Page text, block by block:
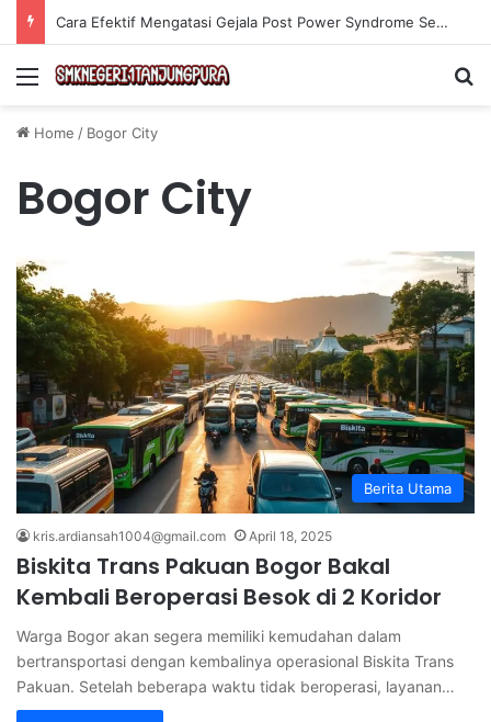
Cara Efektif Mengatasi Gejala Post Power Syndrome Setelah Pensiun Kerja
Menu
Home / Bogor City
Bogor City
Berita Utama
kris.ardiansah1004@gmail.com April 18, 2025
Biskita Trans Pakuan Bogor Bakal
Kembali Beroperasi Besok di 2 Koridor
Warga Bogor akan segera memiliki kemudahan dalam
bertransportasi dengan kembalinya operasional Biskita Trans
Pakuan. Setelah beberapa waktu tidak beroperasi, layanan…